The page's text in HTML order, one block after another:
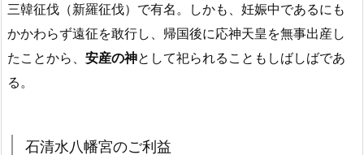
三韓征伐（新羅征伐）で有名。しかも、妊娠中であるにも
かかわらず遠征を敢行し、帰国後に応神天皇を無事出産し
たことから、 安産の神として祀られることもしばしばであ
る。
石清水八幡宮のご利益